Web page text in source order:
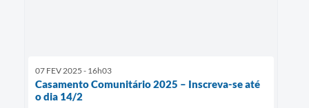
07 FEV 2025 - 16h03
Casamento Comunitário 2025 – Inscreva-se até
o dia 14/2